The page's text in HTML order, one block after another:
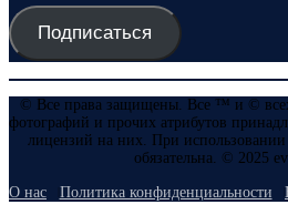
Подписаться
© Все права защищены. Все ™ и © всех
фотографий и прочих атрибутов
лицензий на них. При использовании
обязательна. © 2025
О нас Политика конфиденциальности